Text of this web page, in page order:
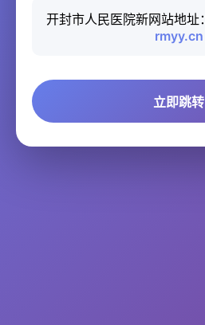
开封市人民医院新网站地址：
rmyy.cn
立即跳转